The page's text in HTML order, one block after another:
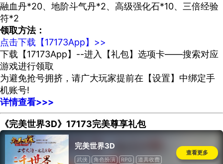
融血丹*20、地阶斗气丹*2、高级强化石*10、三倍经验
符*2
领取方法：
点击下载【17173App】>>
下载【17173App】--进入【礼包】选项卡——搜索对应
游戏进行领取
为避免抢号拥挤，请广大玩家提前在【设置】中绑定手
机账号!
详情查看>>>
《完美世界3D》17173完美尊享礼包
完美世界3D
武侠 角色扮演 RPG 道具收费
查看更多